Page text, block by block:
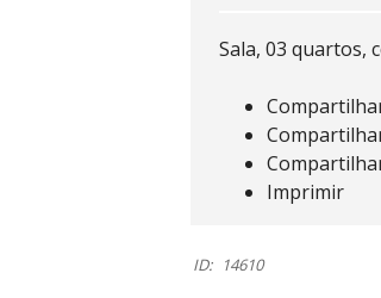
Sala, 03 quartos,
Imprimir
ID: 14610